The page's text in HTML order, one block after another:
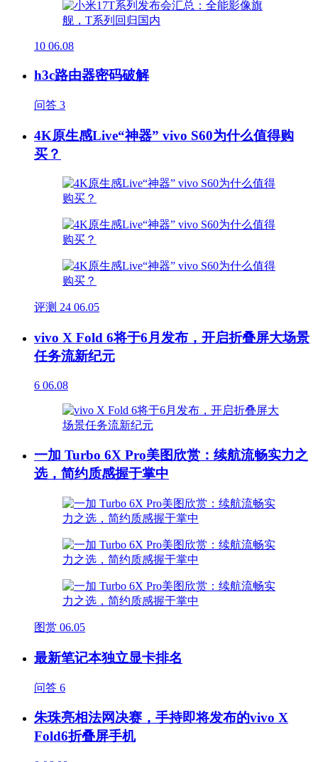
10 06.08
h3c路由器密码破解
问答 3
4K原生感Live“神器” vivo S60为什么值得购
买？
评测 24 06.05
vivo X Fold 6将于6月发布，开启折叠屏大场景
任务流新纪元
6 06.08
一加 Turbo 6X Pro美图欣赏：续航流畅实力之
选，简约质感握于掌中
图赏 06.05
最新笔记本独立显卡排名
问答 6
朱珠亮相法网决赛，手持即将发布的vivo X
Fold6折叠屏手机